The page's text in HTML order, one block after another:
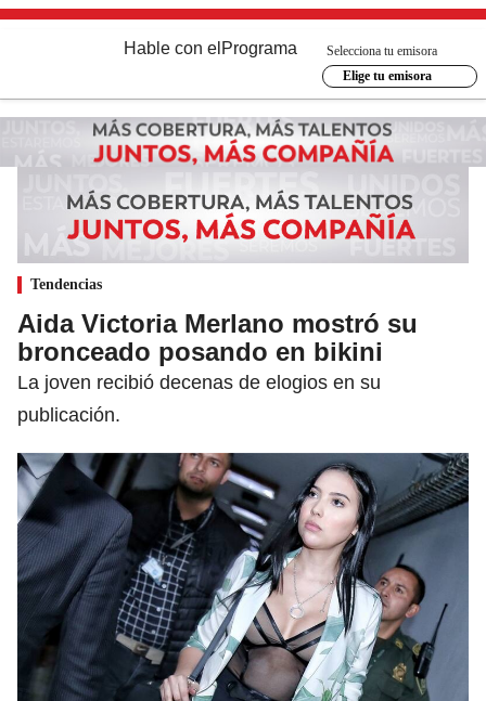
Hable con el Programa
Selecciona tu emisora
Elige tu emisora
Tendencias
Aida Victoria Merlano mostró su
bronceado posando en bikini
La joven recibió decenas de elogios en su
publicación.